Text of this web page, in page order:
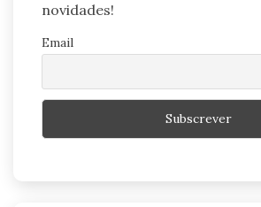
novidades!
Email